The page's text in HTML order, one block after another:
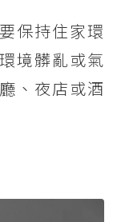
保持住家環
境髒亂或氣
、夜店或酒